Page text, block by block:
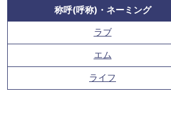
称呼(呼称)・ネーミング
ラブ
エム
ライフ